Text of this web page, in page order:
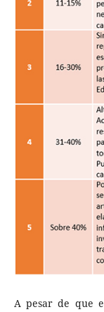
A pesar de que